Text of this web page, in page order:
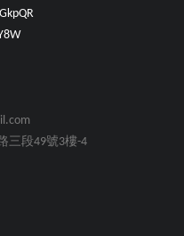
三段49號3樓-4